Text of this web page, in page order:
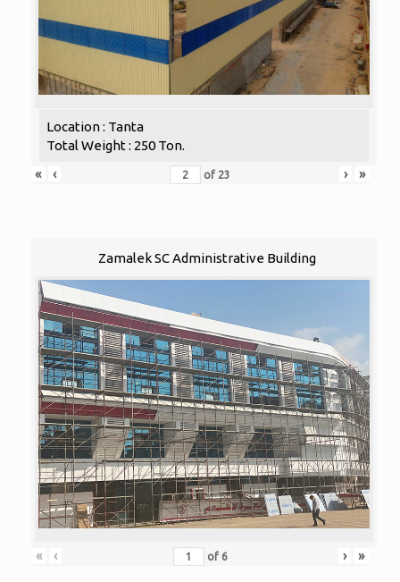
Location : Tanta
Total Weight : 250 Ton.
«
‹ of 23 › »
Zamalek SC Administrative Building
« ‹ of 6 › »